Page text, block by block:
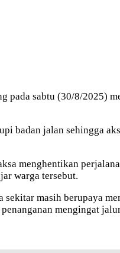
pada sabtu (30/8/2025)
badan jalan sehingga
menghentikan
warga tersebut.
masih berupaya
mengingat